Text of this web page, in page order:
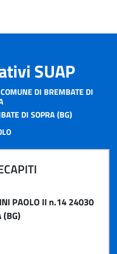
SUAP
DI BREMBATE DI
DI SOPRA (BG)
PAOLO II n.14 24030
(BG)